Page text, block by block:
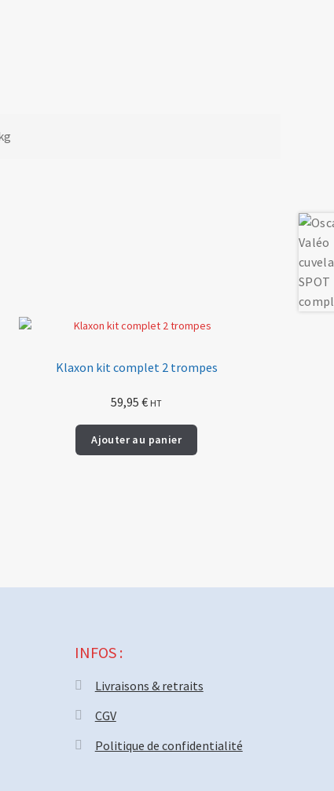
Klaxon kit complet 2 trompes
59,95€ HT
Ajouter au panier
INFOS :
Livraisons & retraits
CGV
Politique de confidentialité